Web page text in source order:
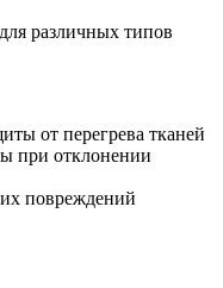
различных типов
от перегрева тканей
при отклонении
повреждений